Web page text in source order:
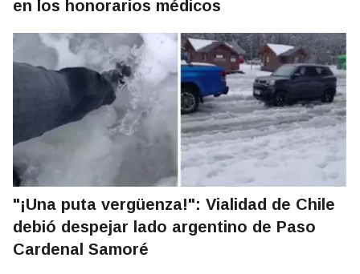
en los honorarios médicos
"¡Una puta vergüenza!": Vialidad de Chile
debió despejar lado argentino de Paso
Cardenal Samoré